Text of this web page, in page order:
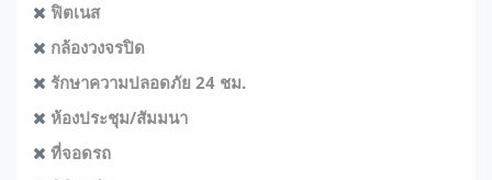
ฟิตเนส
กล้องวงจรปิด
รักษาความปลอดภัย 24 ชม.
ห้องประชุม/สัมมนา
ที่จอดรถ